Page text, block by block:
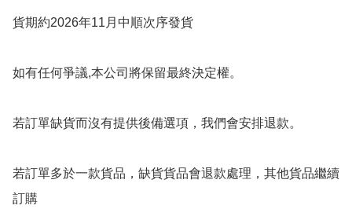
貨期約2026年11月中順次序發貨
如有任何爭議,本公司將保留最終決定權。
若訂單缺貨而沒有提供後備選項，我們會安排退款。
若訂單多於一款貨品，缺貨貨品會退款處理，其他貨品繼續